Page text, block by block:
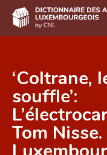
DE FR
Accueil
Auteur(e)s A-Z
‘Coltrane,
souffle’:
Tom